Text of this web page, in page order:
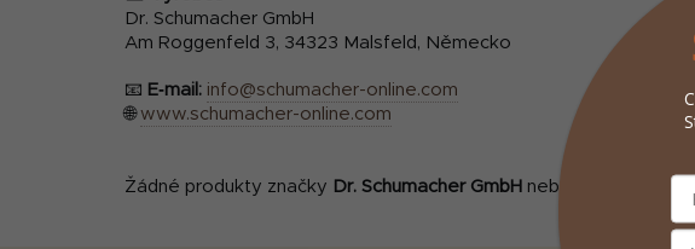
Dr. Schumacher GmbH
Am Roggenfeld 3, 34323 Malsfeld, Německo
📧 E‑mail: info@schumacher-online.com
🌐www.schumacher-online.com
Žádné produkty značky Dr. Schumacher GmbH nebyly nalezeny...